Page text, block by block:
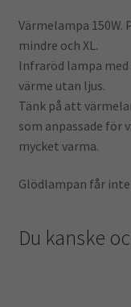
Värmelampa 150W.
mindre och XL.
Infraröd lampa
värme utan ljus.
Tänk på att
som anpassade för
mycket varma.
Glödlampan får
Du kanske